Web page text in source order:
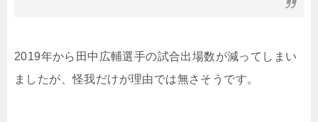
2019年から田中広輔選手の試合出場数が減ってしまい
ましたが、怪我だけが理由では無さそうです。